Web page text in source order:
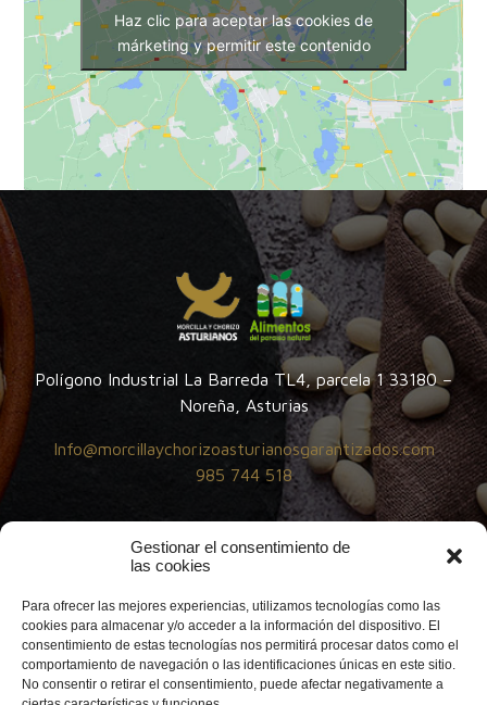
Gestionar el consentimiento de
las cookies
Para ofrecer las mejores experiencias, utilizamos tecnologías como las
cookies para almacenar y/o acceder a la información del dispositivo. El
consentimiento de estas tecnologías nos permitirá procesar datos como el
comportamiento de navegación o las identificaciones únicas en este sitio.
No consentir o retirar el consentimiento, puede afectar negativamente a
Haz clic para aceptar las cookies de
márketing y permitir este contenido
Polígono Industrial La Barreda TL4, parcela 1 33180 –
Noreña, Asturias
Info@morcillaychorizoasturianosgarantizados.com
985 744 518